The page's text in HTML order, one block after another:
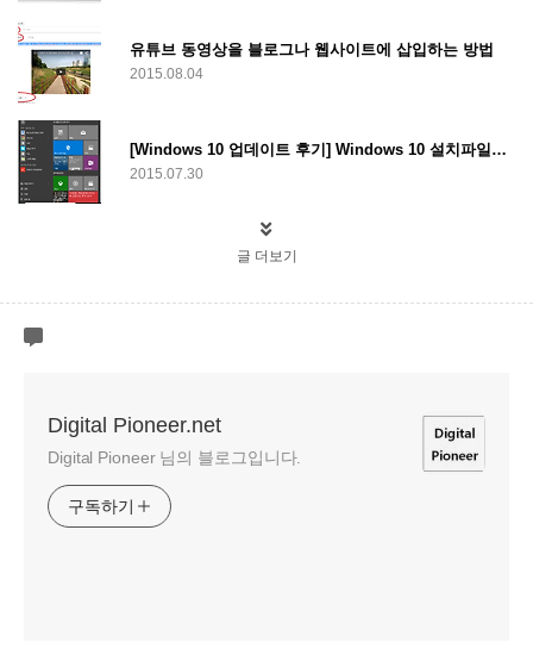
유튜브 동영상을 블로그나 웹사이트에 삽입하는 방법
2015.08.04
[Windows 10 업데이트 후기] Windows 10 설치파일을 이용한 윈도우 10 업데이트
2015.07.30
글 더보기
Digital Pioneer.net
Digital Pioneer 님의 블로그입니다.
구독하기